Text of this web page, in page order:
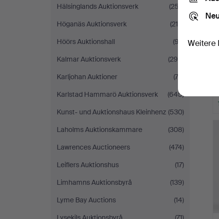
Hälsinglands Auktionsverk
(257)
Höganäs Auktionsverk
(215)
Höörs Auktionshall
(97)
Kalmar Auktionsverk
(294)
Karljohan Auktioner
(72)
Karlstad Hammarö Auktionsverk
(645)
Kunst- und Auktionshaus Kleinhenz (530)
Laholms Auktionskammare
(308)
Lawrences Auctioneers
(474)
Leiflers Auktionshus
(17)
Limhamns Auktionsbyrå
(139)
Lyme Bay Auctions
(14)
Weitere